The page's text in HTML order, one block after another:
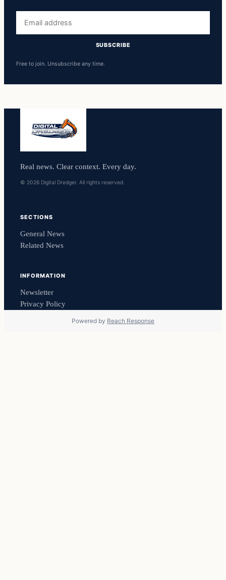
address
SUBSCRIBE
Free to join. Unsubscribe any time.
Real news. Clear context. Every day.
© 2026 Digital Dredger. All rights reserved.
SECTIONS
General News
Related News
INFORMATION
Newsletter
Privacy Policy
Powered by Reach Response